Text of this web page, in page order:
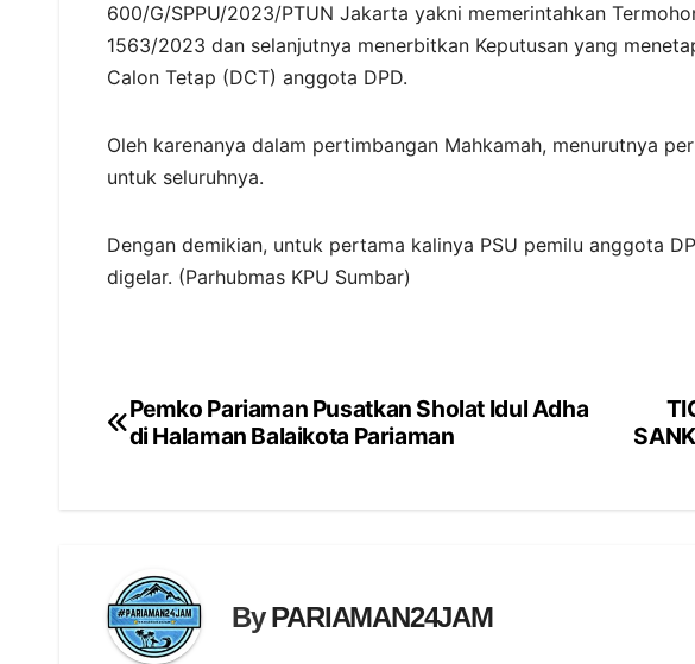
600/G/SPPU/2023/PTUN Jakarta yakni memerintahkan
1563/2023 dan selanjutnya menerbitkan Keputusan yang
Calon Tetap (DCT) anggota DPD.
Oleh karenanya dalam pertimbangan Mahkamah, menurutnya
untuk seluruhnya.
Dengan demikian, untuk pertama kalinya PSU pemilu anggota
digelar. (Parhubmas KPU Sumbar)
Navigasi
Pemko Pariaman Pusatkan Sholat Idul Adha
di Halaman Balaikota Pariaman
ByPARIAMAN24JAM